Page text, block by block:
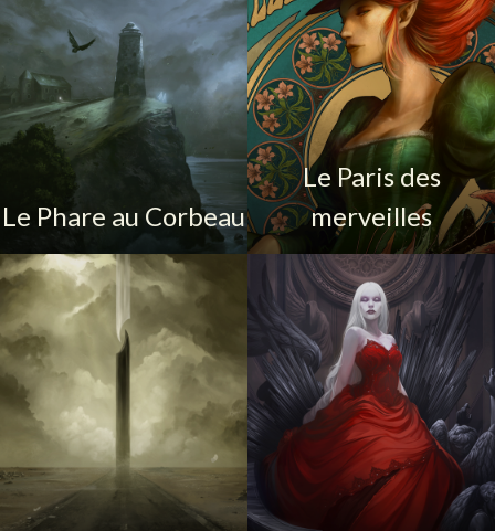
Le Phare au Corbeau
Le Paris des
merveilles